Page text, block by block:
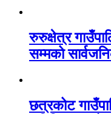
रुरुक्षेत्र
सम्मको
छत्रकोट